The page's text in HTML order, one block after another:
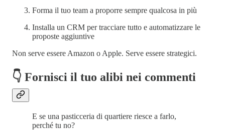
Forma il tuo team a proporre sempre qualcosa in più
Installa un CRM per tracciare tutto e automatizzare le
proposte aggiuntive
Non serve essere Amazon o Apple. Serve essere strategici.
👇 Fornisci il tuo alibi nei commenti
E se una pasticceria di quartiere riesce a farlo,
perché tu no?